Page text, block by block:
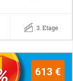
3. Etage
613 €